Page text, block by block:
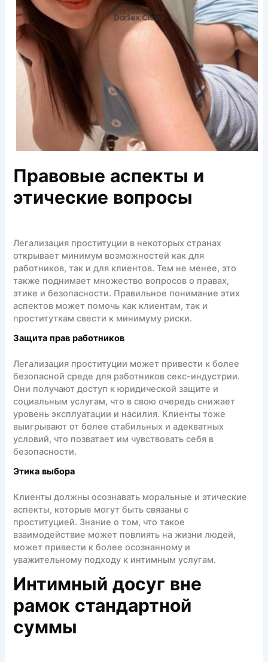
Правовые аспекты и
этические вопросы
Легализация проституции в некоторых странах
открывает минимум возможностей как для
работников, так и для клиентов. Тем не менее, это
также поднимает множество вопросов о правах,
этике и безопасности. Правильное понимание этих
аспектов может помочь как клиентам, так и
проституткам свести к минимуму риски.
Защита прав работников
Легализация проституции может привести к более
безопасной среде для работников секс-индустрии.
Они получают доступ к юридической защите и
социальным услугам, что в свою очередь снижает
уровень эксплуатации и насилия. Клиенты тоже
выигрывают от более стабильных и адекватных
условий, что позватает им чувствовать себя в
безопасности.
Этика выбора
Клиенты должны осознавать моральные и этические
аспекты, которые могут быть связаны с
проституцией. Знание о том, что такое
взаимодействие может повлиять на жизни людей,
может привести к более осознанному и
уважительному подходу к интимным услугам.
Интимный досуг вне
рамок стандартной
суммы